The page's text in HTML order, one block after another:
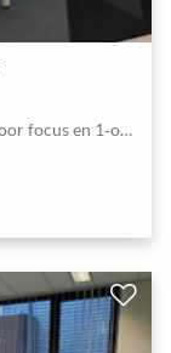
Rustig dagkantoor in businesspark – ideaal voor focus en 1‑op‑1 gesprekken